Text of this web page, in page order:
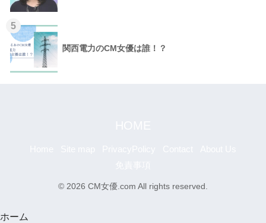
5
関西電力のCM女優は誰！？
© 2026 CM女優.com All rights reserved.
ホーム